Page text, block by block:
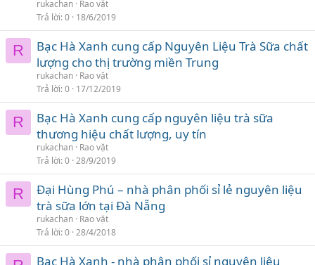
rukachan Rao vặt
Trả lời 0 18/6/2019
R
Bạc Hà Xanh cung cấp Nguyên Liệu Trà Sữa chất
lượng cho thị trường miền Trung
rukachan Rao vặt
Trả lời 0 17/12/2019
R
Bạc Hà Xanh cung cấp nguyên liệu trà sữa
thương hiệu chất lượng, uy tín
rukachan Rao vặt
Trả lời 0 28/9/2019
R
Đại Hùng Phú – nhà phân phối sỉ lẻ nguyên liệu
trà sữa lớn tại Đà Nẵng
rukachan Rao vặt
Trả lời 0 28/4/2018
Bạc Hà Xanh - nhà phân phối sỉ nguyên liệu